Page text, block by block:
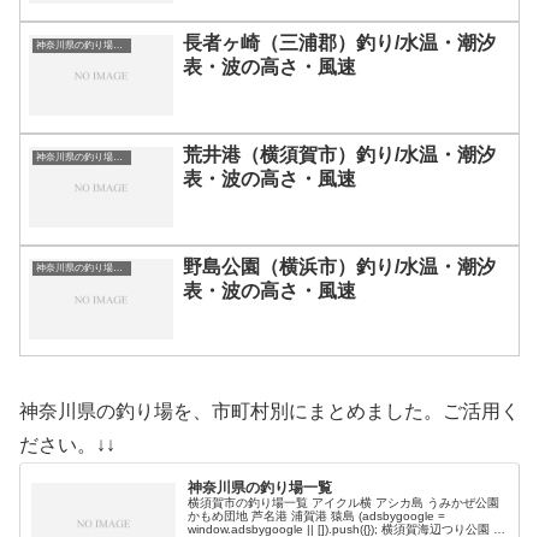
神奈川県の釣り場一覧
長者ヶ崎（三浦郡）釣り/水温・潮汐
表・波の高さ・風速
神奈川県の釣り場一覧
荒井港（横須賀市）釣り/水温・潮汐
表・波の高さ・風速
神奈川県の釣り場一覧
野島公園（横浜市）釣り/水温・潮汐
表・波の高さ・風速
神奈川県の釣り場を、市町村別にまとめました。ご活用く
ださい。↓↓
神奈川県の釣り場一覧
横須賀市の釣り場一覧 アイクル横 アシカ島 うみかぜ公園
かもめ団地 芦名港 浦賀港 猿島 (adsbygoogle =
window.adsbygoogle || []).push({}); 横須賀海辺つり公園 横